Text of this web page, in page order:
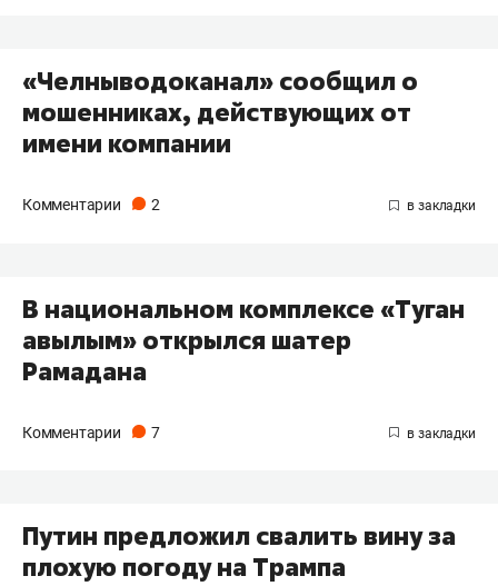
«Челныводоканал» сообщил о
мошенниках, действующих от
имени компании
Комментарии 2
В национальном комплексе «Туган
авылым» открылся шатер
Рамадана
Комментарии 7
Путин предложил свалить вину за
плохую погоду на Трампа